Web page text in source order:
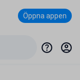
Öppna appen